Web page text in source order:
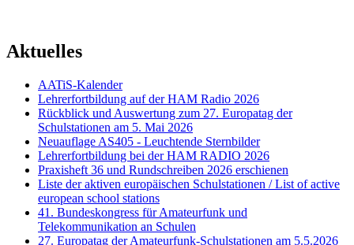
Aktuelles
AATiS-Kalender
Lehrerfortbildung auf der HAM Radio 2026
Rückblick und Auswertung zum 27. Europatag der
Schulstationen am 5. Mai 2026
Neuauflage AS405 - Leuchtende Sternbilder
Lehrerfortbildung bei der HAM RADIO 2026
Praxisheft 36 und Rundschreiben 2026 erschienen
Liste der aktiven europäischen Schulstationen / List of active
european school stations
41. Bundeskongress für Amateurfunk und
Telekommunikation an Schulen
27. Europatag der Amateurfunk-Schulstationen am 5.5.2026